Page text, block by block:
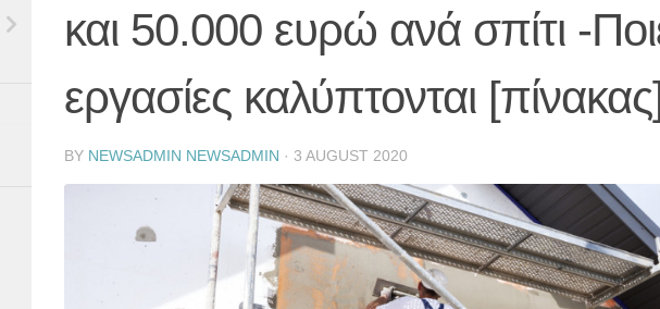
και 50.000 ευρώ ανά σπίτι -
εργασίες καλύπτονται
BY NEWSADMIN NEWSADMIN · 3 AUGUST 2020